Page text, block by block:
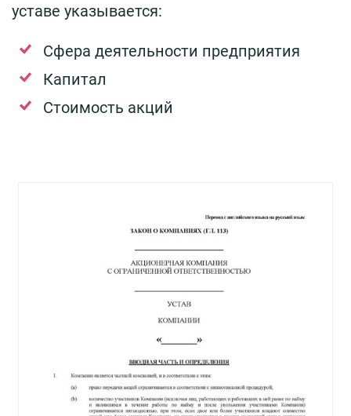
уставе указывается:
Сфера деятельности предприятия
Капитал
Стоимость акций